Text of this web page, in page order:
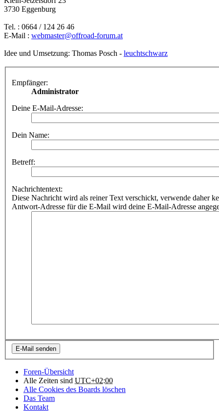
3730 Eggenburg
Tel. : 0664 / 124 26 46
E-Mail : webmaster@offroad-forum.at
Idee und Umsetzung: Thomas Posch - leuchtschwarz
Empfänger:
Administrator
Deine E-Mail-Adresse:
Dein Name:
Betreff:
Nachrichtentext:
Diese Nachricht wird als reiner Text verschickt, verwende daher
Antwort-Adresse für die E-Mail wird deine E-Mail-Adresse
Foren-Übersicht
Alle Zeiten sind UTC+02:00
Alle Cookies des Boards löschen
Das Team
Kontakt